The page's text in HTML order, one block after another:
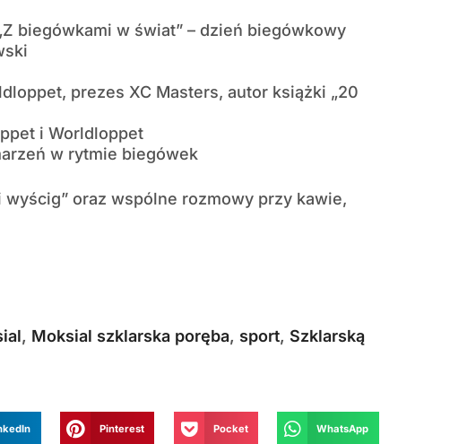
biegówkami w świat” – dzień biegówkowy
prezes XC Masters, autor książki „20
i Worldloppet
w rytmie biegówek
oraz wspólne rozmowy przy kawie,
, Moksial szklarska poręba, sport, Szklarską
Pinterest Pocket WhatsApp